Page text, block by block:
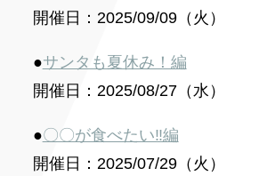
開催日：2025/09/09（火）
●サンタも夏休み！編
開催日：2025/08/27（水）
●〇〇が食べたい‼編
開催日：2025/07/29（火）